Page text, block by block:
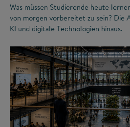
Was müssen Studierende heute
von morgen vorbereitet zu sein?
KI und digitale Technologien hinaus.